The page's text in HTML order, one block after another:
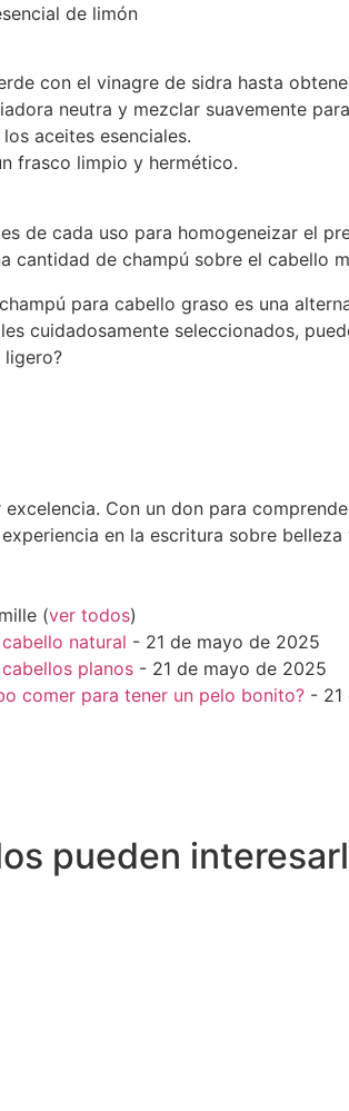
de limón
con el vinagre de sidra hasta
neutra y mezclar suavemente
aceites esenciales.
frasco limpio y hermético.
de cada uso para homogeneizar el
cantidad de champú sobre el cabello
para cabello graso es una
cuidadosamente seleccionados,
ligero?
Con un don para
en la escritura sobre
(ver todos)
natural - 21 de mayo de 2025
planos - 21 de mayo de 2025
comer para tener un pelo bonito? - 21
pueden